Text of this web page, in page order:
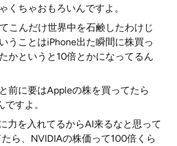
くちゃおもろいんですよ。
こんだけ世界中を石鹸したわけじ
うことはiPhone出た瞬間に株買っ
かというと10倍とかになってるん
前に要はAppleの株を買ってたら
すよ。
力を入れてるからAI来るなと思って
ら、NVIDIAの株価って100倍くら